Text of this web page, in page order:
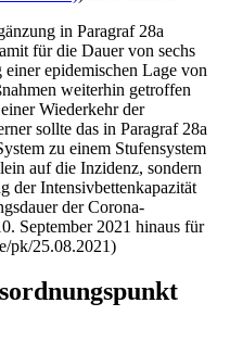
in Paragraf 28a
für die Dauer von sechs
epidemischen Lage von
weiterhin getroffen
Wiederkehr der
sollte das in Paragraf 28a
zu einem Stufensystem
auf die Inzidenz, sondern
der Intensivbettenkapazität
der Corona-
September 2021 hinaus für
pk/25.08.2021)